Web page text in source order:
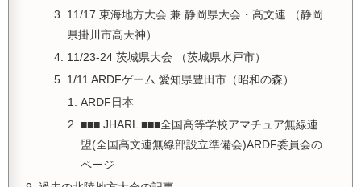
11/17 東海地方大会 兼 静岡県大会・高文連 （静岡
県掛川市高天神）
11/23-24 茨城県大会 （茨城県水戸市）
1/11 ARDFゲーム 愛知県豊田市（昭和の森）
ARDF日本
■■■ JHARL ■■■全国高等学校アマチュア無線連
盟(全国高文連無線部設立準備会)ARDF委員会の
ページ